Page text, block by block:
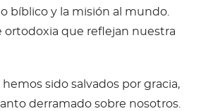
bíblico y la misión al mundo.
que reflejan nuestra
sido salvados por gracia,
derramado sobre nosotros.